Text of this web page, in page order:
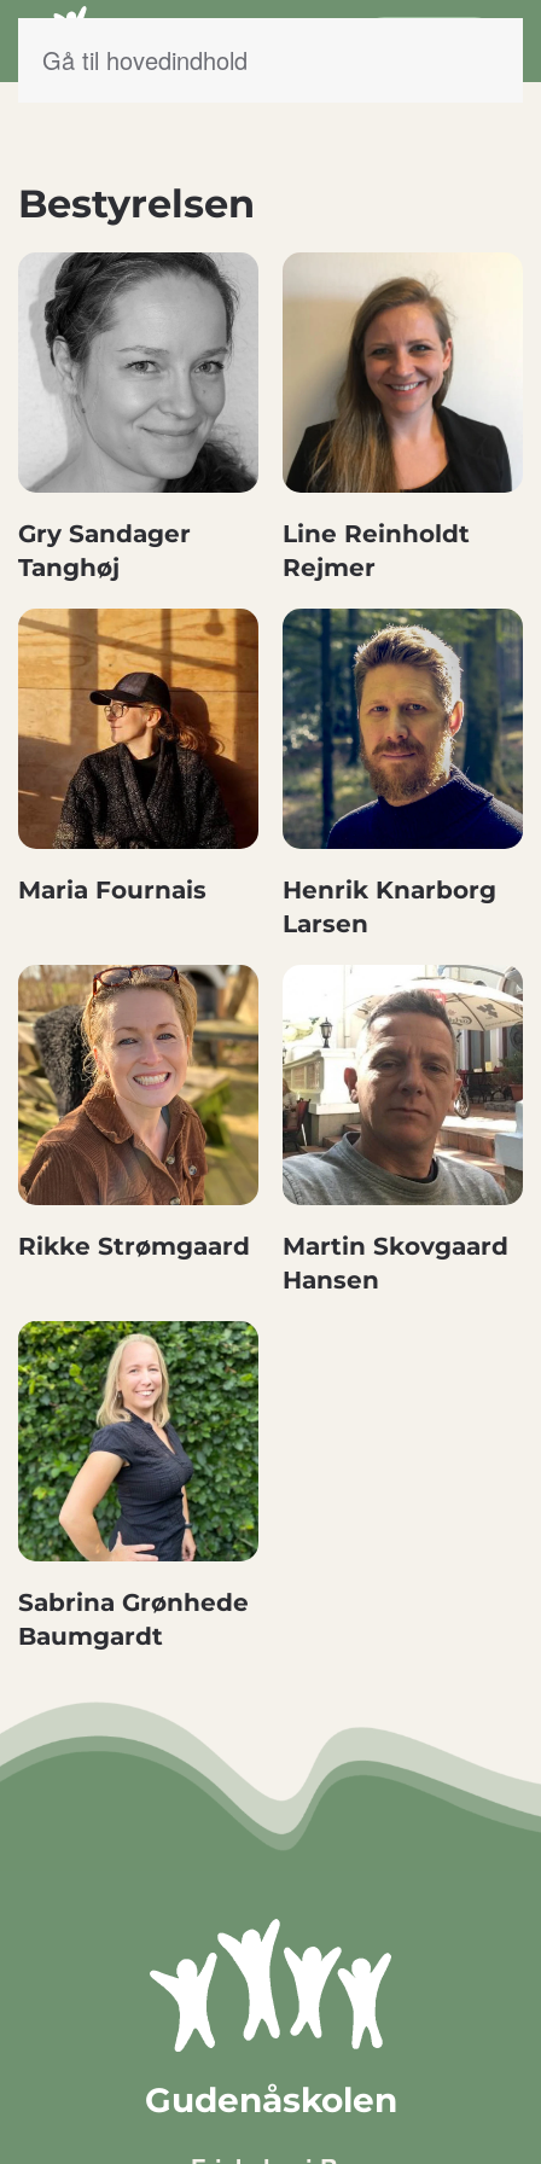
Gå til hovedindhold
Bestyrelsen
Gry Sandager
Tanghøj
Line Reinholdt
Rejmer
Maria Fournais
Henrik Knarborg
Larsen
Rikke Strømgaard
Martin Skovgaard
Hansen
Sabrina Grønhede
Baumgardt
Gudenåskolen